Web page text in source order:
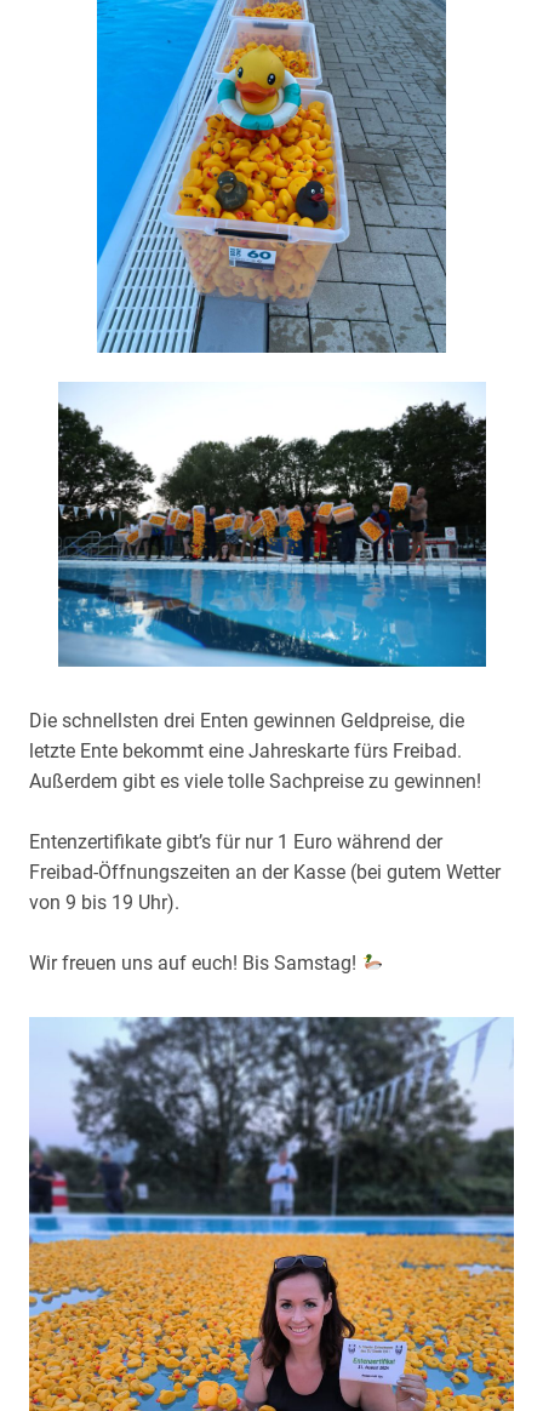
Die schnellsten drei Enten gewinnen Geldpreise, die
letzte Ente bekommt eine Jahreskarte fürs Freibad.
Außerdem gibt es viele tolle Sachpreise zu gewinnen!
Entenzertifikate gibt’s für nur 1 Euro während der
Freibad-Öffnungszeiten an der Kasse (bei gutem Wetter
von 9 bis 19 Uhr).
Wir freuen uns auf euch! Bis Samstag!